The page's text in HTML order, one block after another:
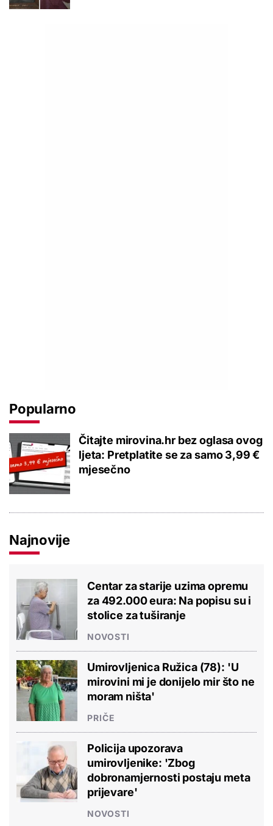
Popularno
Čitajte mirovina.hr bez oglasa ovog
ljeta: Pretplatite se za samo 3,99 €
mjesečno
Najnovije
Centar za starije uzima opremu
za 492.000 eura: Na popisu su i
stolice za tuširanje
NOVOSTI
Umirovljenica Ružica (78): 'U
mirovini mi je donijelo mir što ne
moram ništa'
PRIČE
Policija upozorava
umirovljenike: 'Zbog
dobronamjernosti postaju meta
prijevare'
NOVOSTI